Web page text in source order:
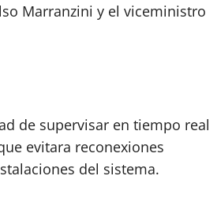
Marranzini y el viceministro
de supervisar en tiempo real
evitara reconexiones
del sistema.